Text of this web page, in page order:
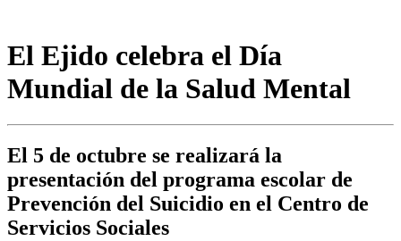
El Ejido celebra el Día
Mundial de la Salud Mental
El 5 de octubre se realizará la
presentación del programa escolar de
Prevención del Suicidio en el Centro de
Servicios Sociales